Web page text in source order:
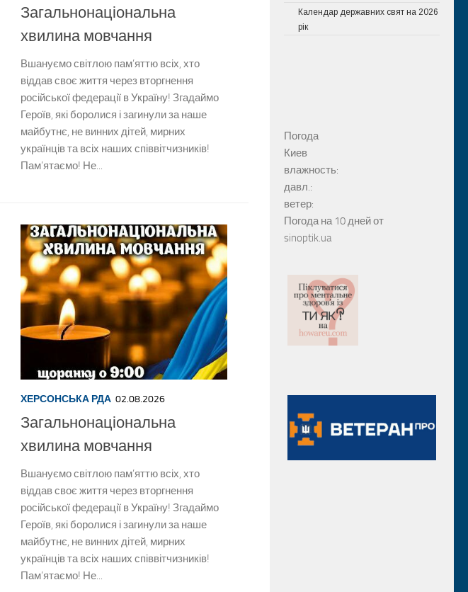
Загальнонаціональна
хвилина мовчання
Вшануємо світлою пам’яттю всіх, хто
віддав своє життя через вторгнення
російської федерації в Україну! Згадаймо
Героїв, які боролися і загинули за наше
майбутнє, не винних дітей, мирних
українців та всіх наших співвітчизників!
Пам’ятаємо! Не...
ХЕРСОНСЬКА РДА 02.08.2026
Загальнонаціональна
хвилина мовчання
Вшануємо світлою пам’яттю всіх, хто
віддав своє життя через вторгнення
російської федерації в Україну! Згадаймо
Героїв, які боролися і загинули за наше
майбутнє, не винних дітей, мирних
українців та всіх наших співвітчизників!
Пам’ятаємо! Не...
Календар державних свят на 2026
рік
Погода
Киев
влажность:
давл.:
ветер:
Погода на 10 дней от
sinoptik.ua